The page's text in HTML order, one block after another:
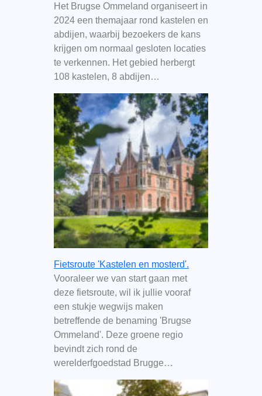
Het Brugse Ommeland organiseert in
2024 een themajaar rond kastelen en
abdijen, waarbij bezoekers de kans
krijgen om normaal gesloten locaties
te verkennen. Het gebied herbergt
108 kastelen, 8 abdijen…
Fietsroute 'Kastelen en mosterd'.
Vooraleer we van start gaan met
deze fietsroute, wil ik jullie vooraf
een stukje wegwijs maken
betreffende de benaming 'Brugse
Ommeland'. Deze groene regio
bevindt zich rond de
werelderfgoedstad Brugge…